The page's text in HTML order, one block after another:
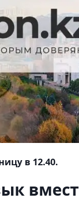
в 12.40.